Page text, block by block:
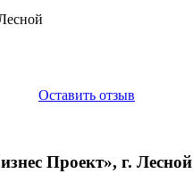
Оставить отзыв
Проект», г. Лесной